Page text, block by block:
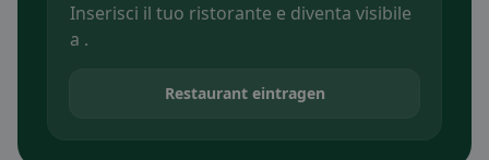
Inserisci il tuo ristorante e diventa visibile
a .
Restaurant eintragen